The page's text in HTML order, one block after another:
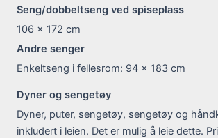
Seng/dobbeltseng ved spiseplass
106 x 172 cm
Andre senger
Enkeltseng i fellesrom: 94 x 183 cm
Dyner og sengetøy
Dyner, puter, sengetøy, sengetøy og
inkludert i leien. Det er mulig å leie dette.